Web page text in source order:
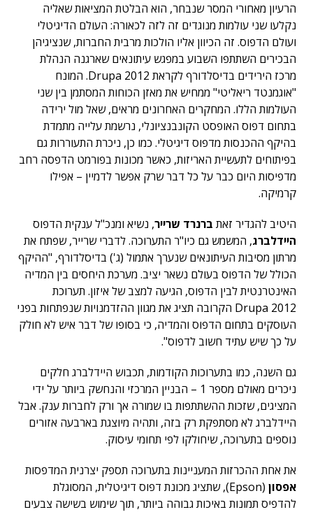
הרעיון מאחורי המסר שנבחר, הוא הבלטת המציאות שאליה
נקלעו שני עולמות מנוגדים זה לזה לכאורה: העולם הדיגיטלי
ועולם הדפוס. זה הכיוון אליו הולכות מרבית החברות, שנציגיהן
הבכירים השתתפו השבוע במפגש עיתונאים שארגנה הנהלת
מרכז הירידים בדיסלדורף לקראת Drupa 2012. המונח
"אוגמנטד ריאליטי" ממחיש את מאזן הכוחות המסתמן בין שני
העולמות הללו. המחקרים האחרונים מראים, שאל מול ירידה
בתחום דפוס האופסט הקונבנציונלי, נרשמת עלייה מתמדת
בהיקף ההכנסות מדפוס דיגיטלי. כמו כן, ניכרת התעוררות גם
בפיתוחים לתעשיית האריזות, כאשר מכונות בפורמט הדפסה רחב
מדפיסות היום כבר על כל דבר שרק אפשר לדמיין – אפילו
קרמיקה.
היטיב להגדיר זאת ברנרד שרייר, נשיא ומנכ"ל ענקית הדפוס
היידלברג, המשמש גם כיו"ר התערוכה. לדברי שרייר, שפתח את
מרתון מסיבות העיתונאים שנערך אתמול (ג') בדיסלדורף, "ההיקף
הכולל של הדפוס בעולם נשאר יציב. מערכת היחסים בין המדיה
האינטרנטית לבין הדפוס, הגיעה למצב של איזון. תערוכת
Drupa 2012 הקרובה תציג את מגוון ההזדמנויות שנפתחות בפני
העוסקים בתחום הדפוס והמדיה, כי בסופו של דבר איש לא חולק
על כך שיש עתיד חשוב לדפוס".
גם השנה, כמו בתערוכות הקודמות, תכבוש היידלברג חלקים
ניכרים מאולם מספר 1 – הבניין המרכזי והנחשק ביותר על ידי
המציגים, שזכות ההשתתפות בו שמורה אך ורק לחברות ענק. אבל
היידלברג לא מסתפקת רק בזה, ותהיה מיוצגת בארבעה אזורים
נוספים בתערוכה, שיחולקו לפי תחומי עיסוק.
את אחת ההכרזות המעניינות בתערוכה תספק יצרנית המדפסות
אפסון
(Epson), שתציג מכונת דפוס דיגיטלית, המסוגלת
להדפיס תמונות באיכות גבוהה ביותר, תוך שימוש בשישה צבעים